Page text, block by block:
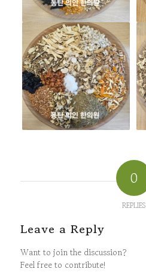
0
REPLIES
Leave a Reply
Want to join the discussion?
Feel free to contribute!